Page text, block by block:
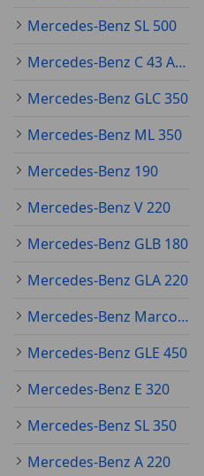
Mercedes-Benz SL 500
Mercedes-Benz C 43 AMG
Mercedes-Benz GLC 350
Mercedes-Benz ML 350
Mercedes-Benz 190
Mercedes-Benz V 220
Mercedes-Benz GLB 180
Mercedes-Benz GLA 220
Mercedes-Benz Marco Polo
Mercedes-Benz GLE 450
Mercedes-Benz E 320
Mercedes-Benz SL 350
Mercedes-Benz A 220